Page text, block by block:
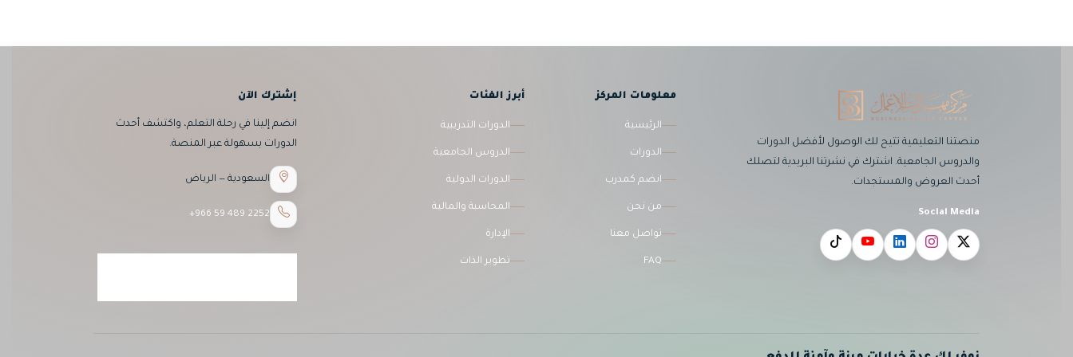
منصتنا التعليمية تتيح لك الوصول لأفضل الدورات
والدروس الجامعية. اشترك في نشرتنا البريدية لتصلك
أحدث العروض والمستجدات.
Social Media
معلومات المركز
الرئيسية
الدورات
انضم كمدرب
من نحن
تواصل معنا
FAQ
أبرز الفئات
الدورات التدريبية
الدروس الجامعية
الدورات الدولية
المحاسبة والمالية
الإدارة
تطوير الذات
إشترك الآن
انضم إلينا في رحلة التعلم، واكتشف أحدث
الدورات بسهولة عبر المنصة.
السعودية — الرياض
+966 59 489 2252